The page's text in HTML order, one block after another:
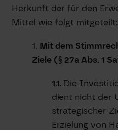
Herkunft der für den
Mittel wie folgt mitgeteilt:
1. Mit dem
Ziele (§ 27a Abs. 1
1.1. Die
dient nicht der
strategischer
Erzielung von